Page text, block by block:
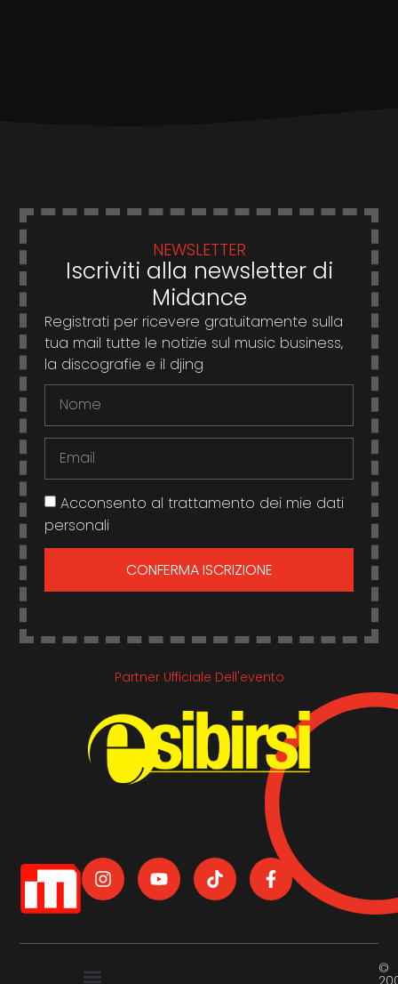
NEWSLETTER
Iscriviti alla newsletter di
Midance
Registrati per ricevere gratuitamente sulla
tua mail tutte le notizie sul music business,
la discografie e il djing
Acconsento al trattamento dei mie dati
personali
CONFERMA ISCRIZIONE
Partner Ufficiale Dell'evento
©